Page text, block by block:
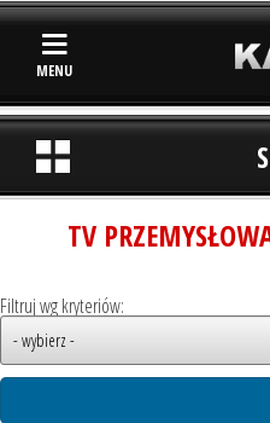
MENU
TV
Filtruj wg kryteriów: